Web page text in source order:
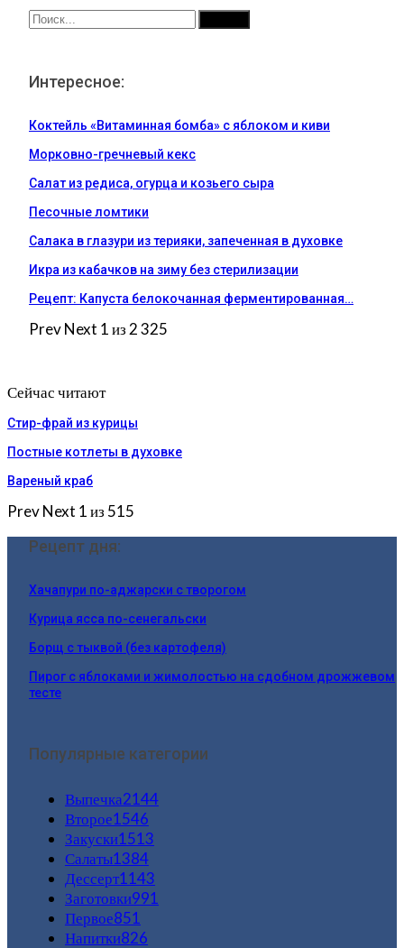
Интересное:
Коктейль «Витаминная бомба» с яблоком и киви
Морковно-гречневый кекс
Салат из редиса, огурца и козьего сыра
Песочные ломтики
Салака в глазури из терияки, запеченная в духовке
Икра из кабачков на зиму без стерилизации
Рецепт: Капуста белокочанная ферментированная…
PrevNext 1 из 2 325
Сейчас читают
Стир-фрай из курицы
Постные котлеты в духовке
Вареный краб
PrevNext 1 из 515
Рецепт дня:
Хачапури по-аджарски с творогом
Курица ясса по-сенегальски
Борщ с тыквой (без картофеля)
Пирог с яблоками и жимолостью на сдобном дрожжевом
тесте
Популярные категории
Выпечка2144
Второе1546
Закуски1513
Салаты1384
Дессерт1143
Заготовки991
Первое851
Напитки826